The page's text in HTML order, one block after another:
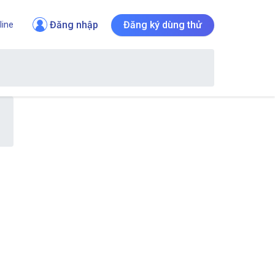
Đăng nhập Đăng ký dùng thử